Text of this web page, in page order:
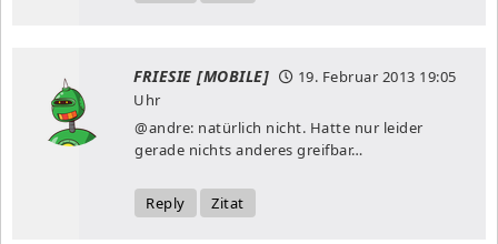
FRIESIE [MOBILE] 19. Februar 2013 19:05
Uhr
@andre: natürlich nicht. Hatte nur leider
gerade nichts anderes greifbar…
Reply Zitat